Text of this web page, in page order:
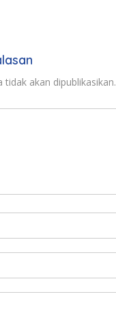
tidak akan dipublikasikan.